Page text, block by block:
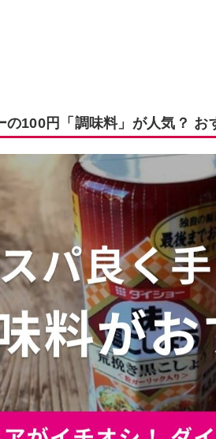
の100円「調味料」が人気？ お